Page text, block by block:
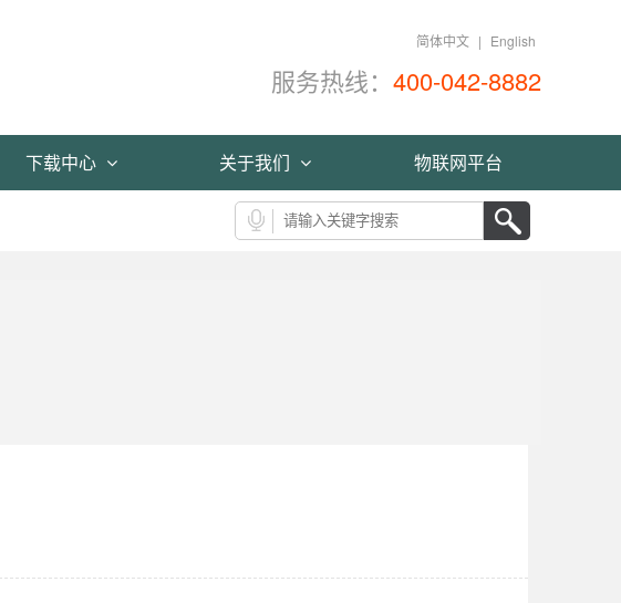
简体中文 | English
服务热线： 400-042-8882
下载中心 关于我们 物联网平台